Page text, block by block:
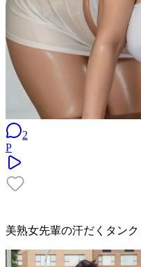
2
P
美熟女先輩の汗だくタン